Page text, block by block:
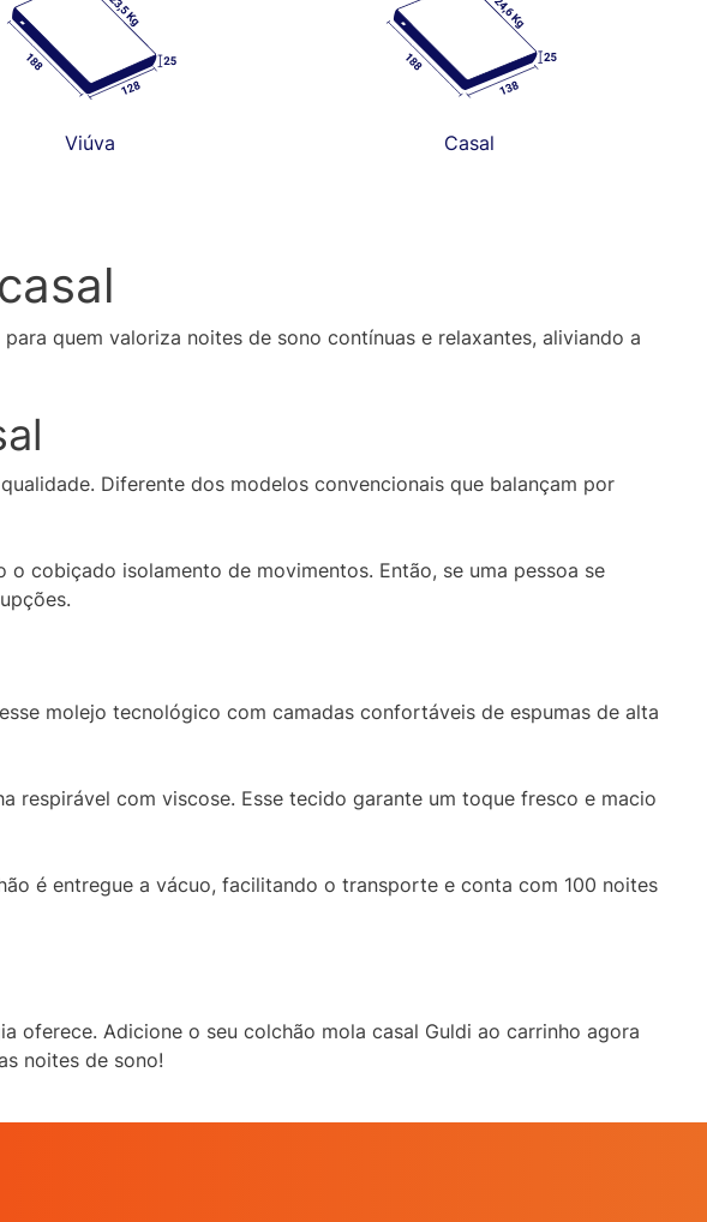
Viúva Casal
quem valoriza noites de sono contínuas e relaxantes, aliviando a
Diferente dos modelos convencionais que balançam por
o cobiçado isolamento de movimentos. Então, se uma pessoa se
molejo tecnológico com camadas confortáveis de espumas de alta
respirável com viscose. Esse tecido garante um toque fresco e macio
é entregue a vácuo, facilitando o transporte e conta com 100 noites
oferece. Adicione o seu colchão mola casal Guldi ao carrinho agora
noites de sono!